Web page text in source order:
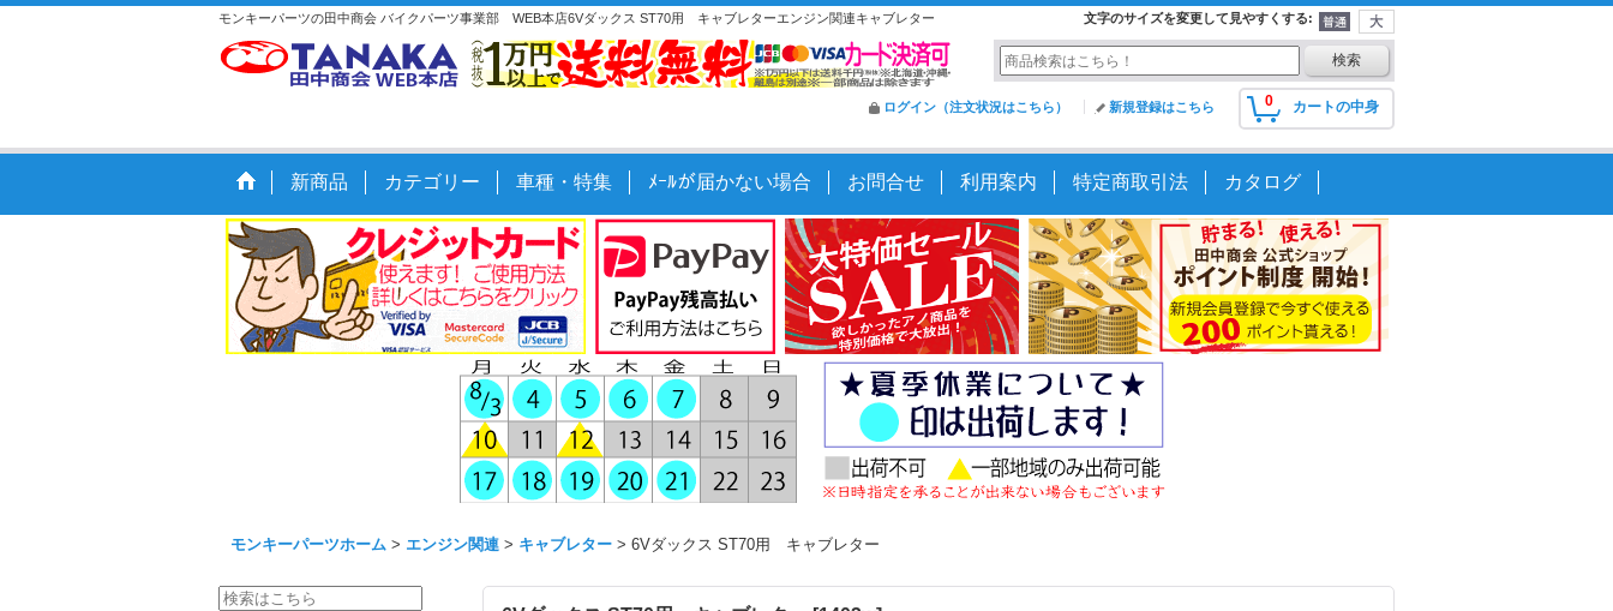
モンキーパーツの田中商会 バイクパーツ事業部 WEB本店6Vダックス ST70用 キャブレターエンジン関連キャブレター 文字のサイズを変更して見やすくする:
0 カートの中身
ログイン（注文状況はこちら） 新規登録はこちら
新商品 カテゴリー 車種・特集 ﾒｰﾙが届かない場合 お問合せ 利用案内 特定商取引法 カタログ
モンキーパーツホーム > エンジン関連 > キャブレター > 6Vダックス ST70用 キャブレター